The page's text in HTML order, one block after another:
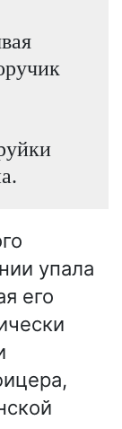
упала
его